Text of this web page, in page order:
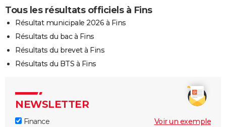
Tous les résultats officiels à Fins
Résultat municipale 2026 à Fins
Résultats du bac à Fins
Résultats du brevet à Fins
Résultats du BTS à Fins
NEWSLETTER
Finance Voir un exemple